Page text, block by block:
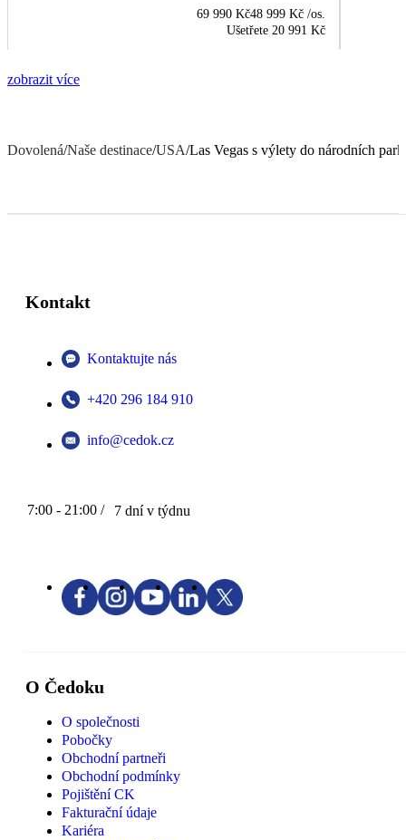
69 990 Kč48 999 Kč /os.
Ušetřete 20 991 Kč
zobrazit více
Dovolená/Naše destinace/USA/Las Vegas s výlety do národních
Kontakt
Kontaktujte nás
+420 296 184 910
info@cedok.cz
7:00 - 21:00 / 7 dní v týdnu
O Čedoku
O společnosti
Pobočky
Obchodní partneři
Obchodní podmínky
Pojištění CK
Fakturační údaje
Kariéra